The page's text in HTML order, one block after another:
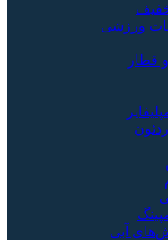
ورزشی
قطار
آبی